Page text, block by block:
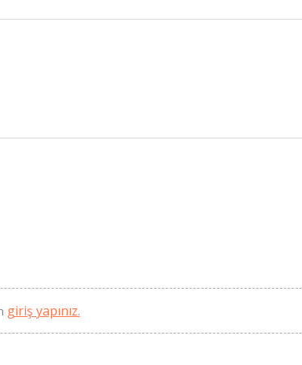
giriş yapınız.
Hasat, Güney Ege, 5